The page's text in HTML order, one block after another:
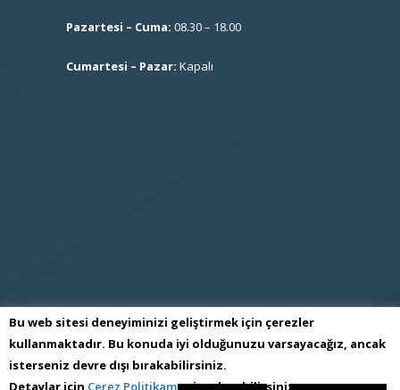
Pazartesi – Cuma: 08.30 – 18.00
Cumartesi – Pazar: Kapalı
S.S İmes Sanayi Sitesi İşletme Kooperatifi
Bu web sitesi deneyiminizi geliştirmek için çerezler
kullanmaktadır. Bu konuda iyi olduğunuzu varsayacağız, ancak
isterseniz devre dışı bırakabilirsiniz.
Detaylar için Çerez Politikamızıinceleyebilirsiniz.